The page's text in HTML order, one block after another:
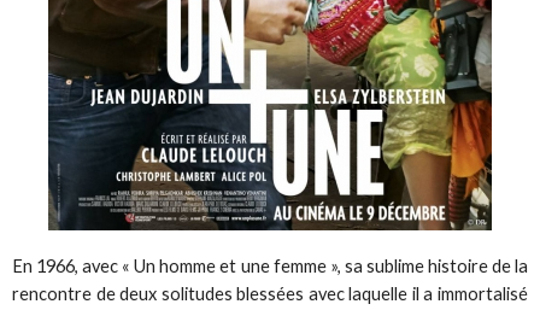
En 1966, avec « Un homme et une femme », sa sublime histoire de la
rencontre de deux solitudes blessées avec laquelle il a immortalisé